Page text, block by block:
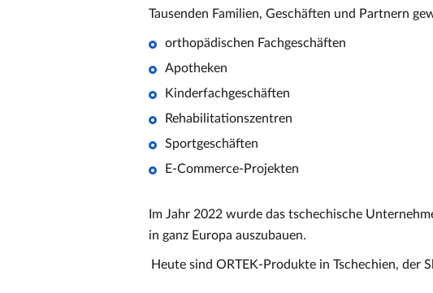
Tausenden Familien, Geschäften und Partnern
orthopädischen Fachgeschäften
Apotheken
Kinderfachgeschäften
Rehabilitationszentren
Sportgeschäften
E-Commerce-Projekten
Im Jahr 2022 wurde das tschechische
in ganz Europa auszubauen.
Heute sind ORTEK-Produkte in Tschechien, der